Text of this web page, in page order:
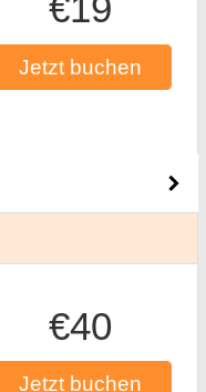
Jetzt buchen
€40
Jetzt buchen